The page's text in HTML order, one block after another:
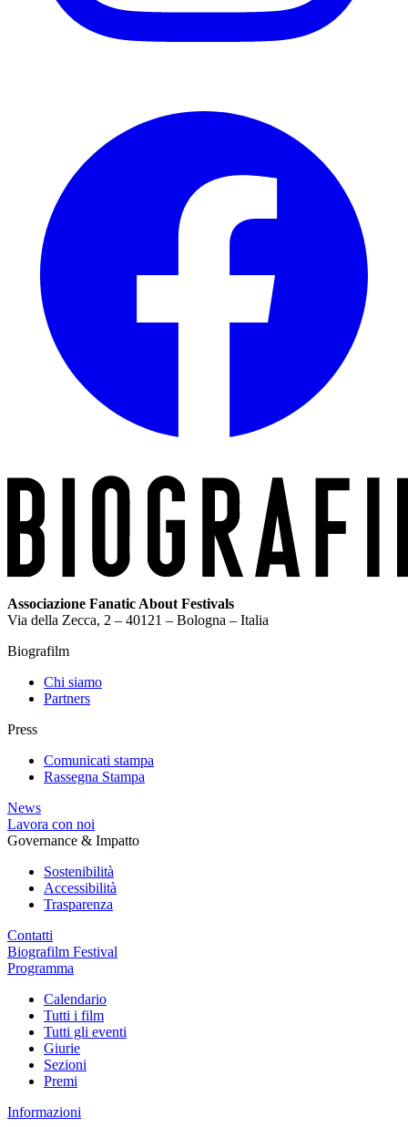
Associazione Fanatic About Festivals
Via della Zecca, 2 – 40121 – Bologna – Italia
Biografilm
Chi siamo
Partners
Press
Comunicati stampa
Rassegna Stampa
News
Lavora con noi
Governance & Impatto
Sostenibilità
Accessibilità
Trasparenza
Contatti
Biografilm Festival
Programma
Calendario
Tutti i film
Tutti gli eventi
Giurie
Sezioni
Premi
Informazioni